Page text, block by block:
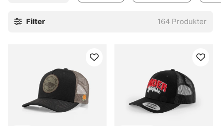
Filter 164 Produkter